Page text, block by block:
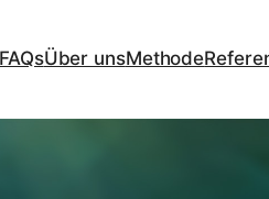
FAQsÜber unsMethode